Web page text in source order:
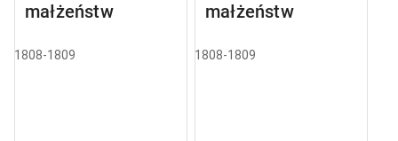
małżeństw
1808-1809
małżeństw
1808-1809